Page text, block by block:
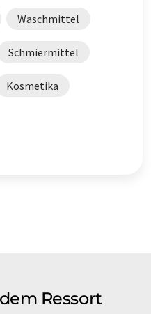
Waschmittel
Schmiermittel
Kosmetika
Ressort